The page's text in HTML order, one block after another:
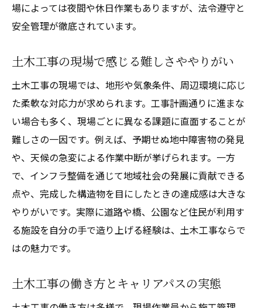
場によっては夜間や休日作業もありますが、法令遵守と
安全管理が徹底されています。
土木工事の現場で感じる難しさややりがい
土木工事の現場では、地形や気象条件、周辺環境に応じ
た柔軟な対応力が求められます。工事計画通りに進まな
い場合も多く、現場ごとに異なる課題に直面することが
難しさの一因です。例えば、予期せぬ地中障害物の発見
や、天候の急変による作業中断が挙げられます。一方
で、インフラ整備を通じて地域社会の発展に貢献できる
点や、完成した構造物を目にしたときの達成感は大きな
やりがいです。実際に道路や橋、公園など住民が利用す
る施設を自分の手で造り上げる経験は、土木工事ならで
はの魅力です。
土木工事の働き方とキャリアパスの実態